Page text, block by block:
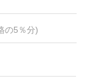
の5％分)